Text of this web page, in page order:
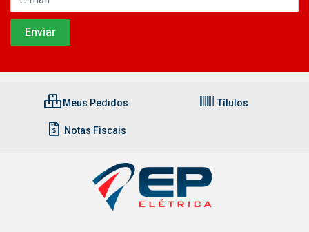
Meus Pedidos Títulos
Notas Fiscais